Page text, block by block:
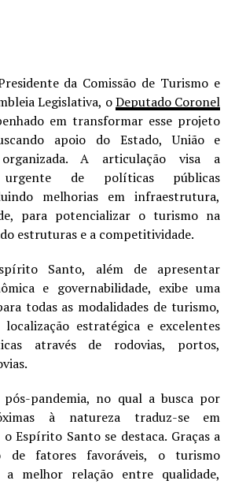
da Comissão de Turismo e
Legislativa, oDeputado Coronel
em transformar esse projeto
apoio do Estado, União e
A articulação visa a
urgente de políticas públicas
melhorias em infraestrutura,
para potencializar o turismo na
estruturas e a competitividade.
Santo, além de apresentar
e governabilidade, exibe uma
todas as modalidades de turismo,
estratégica e excelentes
através de rodovias, portos,
pandemia, no qual a busca por
à natureza traduz-se em
o Espírito Santo se destaca. Graças a
de fatores favoráveis, o turismo
a melhor relação entre qualidade,